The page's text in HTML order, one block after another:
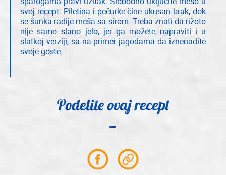
svoj recept. Piletina i pečurke čine ukusan brak, dok
se šunka radije meša sa sirom. Treba znati da rižoto
nije samo slano jelo, jer ga možete napraviti i u
slatkoj verziji, sa na primer jagodama da iznenadite
svoje goste.
Podelite ovaj recept
Partager
sur
Partager
le